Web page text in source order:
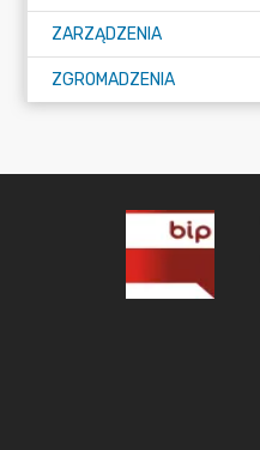
ZARZĄDZENIA
ZGROMADZENIA